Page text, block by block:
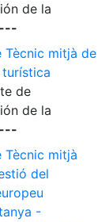
de la
---
Tècnic mitjà de
de
de la
---
Tècnic mitjà
del
-